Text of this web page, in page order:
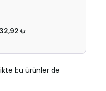
₺
bu ürünler de